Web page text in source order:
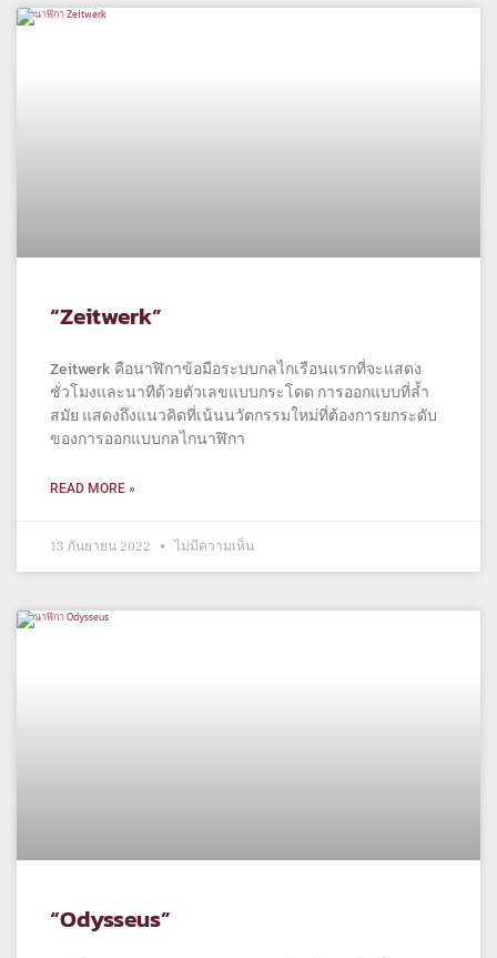
“Zeitwerk”
Zeitwerk คือนาฬิกาข้อมือระบบกลไกเรือนแรกที่จะแสดง
ชั่วโมงและนาทีด้วยตัวเลขแบบกระโดด การออกแบบที่ล้ำ
สมัย แสดงถึงแนวคิดที่เน้นนวัตกรรมใหม่ที่ต้องการยกระดับ
ของการออกแบบกลไกนาฬิกา
READ MORE »
13 กันยายน 2022 ไม่มีความเห็น
“Odysseus”